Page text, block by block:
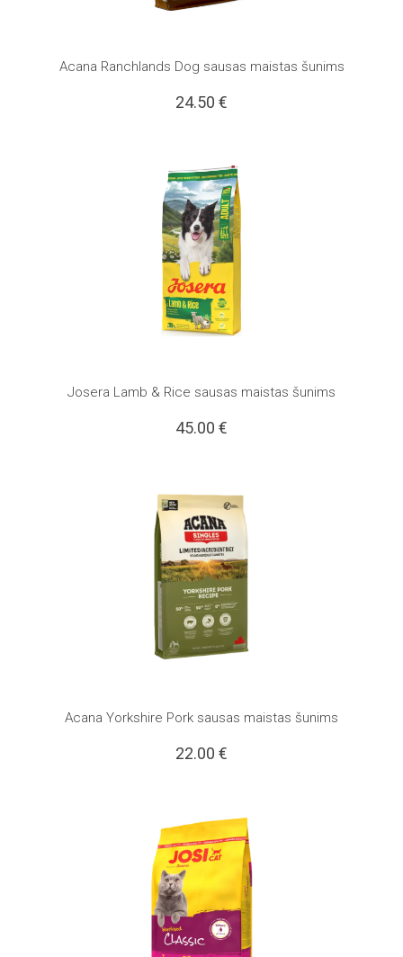
Acana Ranchlands Dog sausas maistas šunims
24.50 €
Josera Lamb & Rice sausas maistas šunims
45.00 €
Acana Yorkshire Pork sausas maistas šunims
22.00 €